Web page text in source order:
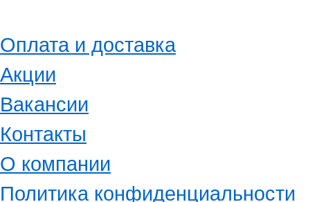
Оплата и доставка
Акции
Вакансии
Контакты
О компании
Политика конфиденциальности